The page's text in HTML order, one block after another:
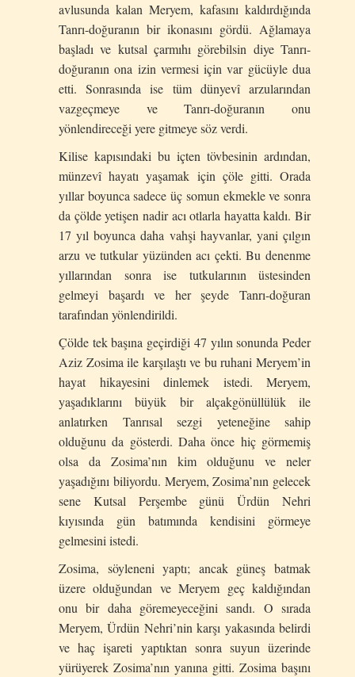
avlusunda kalan Meryem, kafasını kaldırdığında
Tanrı-doğuranın bir ikonasını gördü. Ağlamaya
başladı ve kutsal çarmıhı görebilsin diye Tanrı-
doğuranın ona izin vermesi için var gücüyle dua
etti. Sonrasında ise tüm dünyevî arzularından
vazgeçmeye ve Tanrı-doğuranın onu
yönlendireceği yere gitmeye söz verdi.
Kilise kapısındaki bu içten tövbesinin ardından,
münzevî hayatı yaşamak için çöle gitti. Orada
yıllar boyunca sadece üç somun ekmekle ve sonra
da çölde yetişen nadir acı otlarla hayatta kaldı. Bir
17 yıl boyunca daha vahşi hayvanlar, yani çılgın
arzu ve tutkular yüzünden acı çekti. Bu denenme
yıllarından sonra ise tutkularının üstesinden
gelmeyi başardı ve her şeyde Tanrı-doğuran
tarafından yönlendirildi.
Çölde tek başına geçirdiği 47 yılın sonunda Peder
Aziz Zosima ile karşılaştı ve bu ruhani Meryem’in
hayat hikayesini dinlemek istedi. Meryem,
yaşadıklarını büyük bir alçakgönüllülük ile
anlatırken Tanrısal sezgi yeteneğine sahip
olduğunu da gösterdi. Daha önce hiç görmemiş
olsa da Zosima’nın kim olduğunu ve neler
yaşadığını biliyordu. Meryem, Zosima’nın gelecek
sene Kutsal Perşembe günü Ürdün Nehri
kıyısında gün batımında kendisini görmeye
gelmesini istedi.
Zosima, söyleneni yaptı; ancak güneş batmak
üzere olduğundan ve Meryem geç kaldığından
onu bir daha göremeyeceğini sandı. O sırada
Meryem, Ürdün Nehri’nin karşı yakasında belirdi
ve haç işareti yaptıktan sonra suyun üzerinde
yürüyerek Zosima’nın yanına gitti. Zosima başını